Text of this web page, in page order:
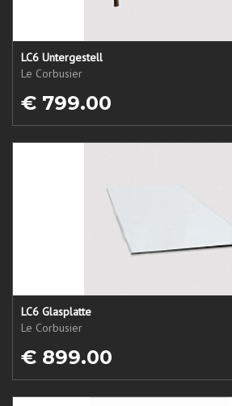
LC6 Untergestell
Le Corbusier
€ 799.00
LC6 Glasplatte
Le Corbusier
€ 899.00